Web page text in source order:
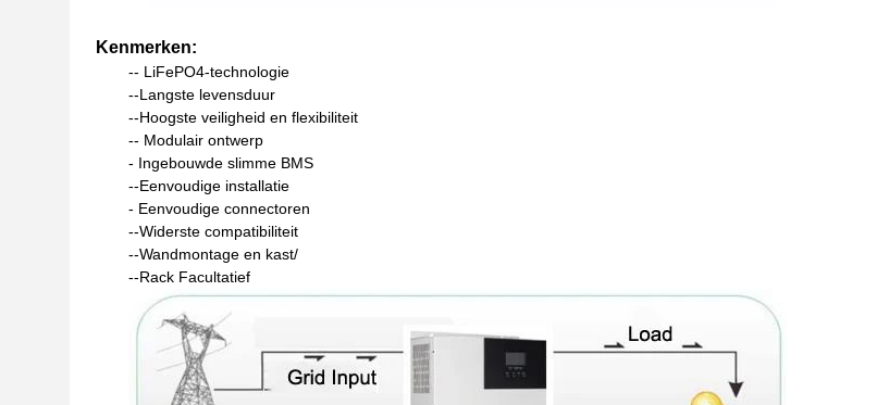
Kenmerken:
-- LiFePO4-technologie
--Langste levensduur
--Hoogste veiligheid en flexibiliteit
-- Modulair ontwerp
- Ingebouwde slimme BMS
--Eenvoudige installatie
- Eenvoudige connectoren
--Widerste compatibiliteit
--Wandmontage en kast/
--Rack Facultatief